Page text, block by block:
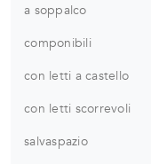
a soppalco
componibili
con letti a castello
con letti scorrevoli
salvaspazio